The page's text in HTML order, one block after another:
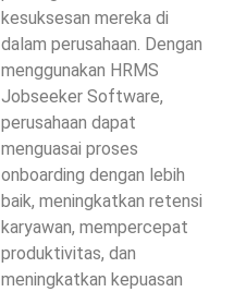
kesuksesan mereka di
dalam perusahaan. Dengan
menggunakan HRMS
Jobseeker Software,
perusahaan dapat
menguasai proses
onboarding dengan lebih
baik, meningkatkan retensi
karyawan, mempercepat
produktivitas, dan
meningkatkan kepuasan